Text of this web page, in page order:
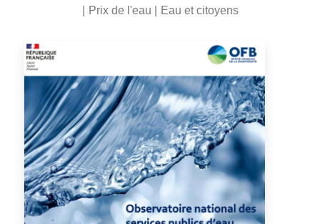
Prix de l'eau
Eau et citoyens